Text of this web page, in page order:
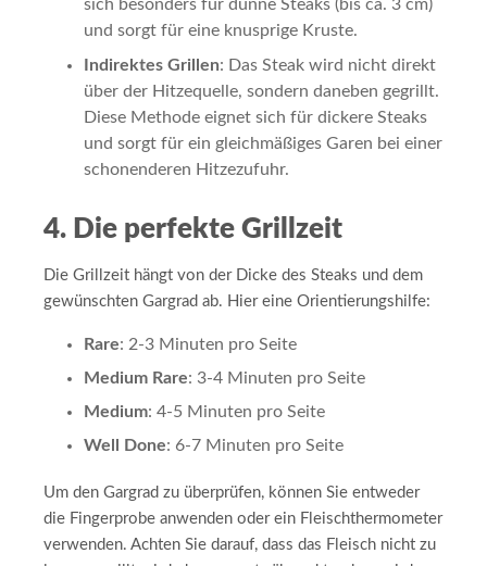
sich besonders für dünne Steaks (bis ca. 3 cm)
und sorgt für eine knusprige Kruste.
Indirektes Grillen: Das Steak wird nicht direkt
über der Hitzequelle, sondern daneben gegrillt.
Diese Methode eignet sich für dickere Steaks
und sorgt für ein gleichmäßiges Garen bei einer
schonenderen Hitzezufuhr.
4. Die perfekte Grillzeit
Die Grillzeit hängt von der Dicke des Steaks und dem
gewünschten Gargrad ab. Hier eine Orientierungshilfe:
Rare: 2-3 Minuten pro Seite
Medium Rare: 3-4 Minuten pro Seite
Medium: 4-5 Minuten pro Seite
Well Done: 6-7 Minuten pro Seite
Um den Gargrad zu überprüfen, können Sie entweder
die Fingerprobe anwenden oder ein Fleischthermometer
verwenden. Achten Sie darauf, dass das Fleisch nicht zu